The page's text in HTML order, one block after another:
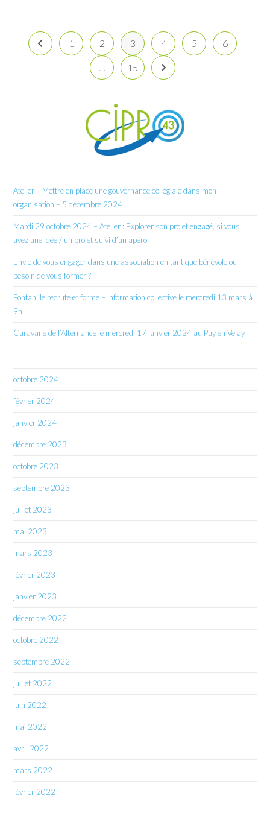
Go to the previous page
1 2 3 4 5 6
… 15 Aller à la page suivante
Atelier – Mettre en place une gouvernance collégiale dans mon
organisation – 5 décembre 2024
Mardi 29 octobre 2024 – Atelier : Explorer son projet engagé, si vous
avez une idée / un projet suivi d’un apéro
Envie de vous engager dans une association en tant que bénévole ou
besoin de vous former ?
Fontanille recrute et forme – Information collective le mercredi 13 mars à
9h
Caravane de l’Alternance le mercredi 17 janvier 2024 au Puy en Velay
octobre 2024
février 2024
janvier 2024
décembre 2023
octobre 2023
septembre 2023
juillet 2023
mai 2023
mars 2023
février 2023
janvier 2023
décembre 2022
octobre 2022
septembre 2022
juillet 2022
juin 2022
mai 2022
avril 2022
mars 2022
février 2022